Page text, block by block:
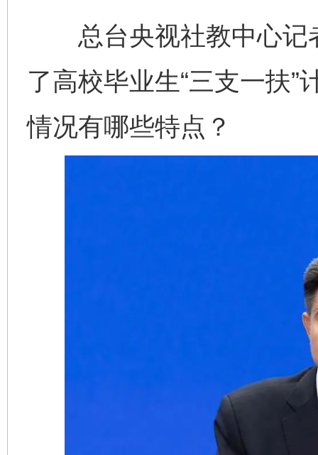
总台央视社教中心记
了高校毕业生“三支一扶
情况有哪些特点？